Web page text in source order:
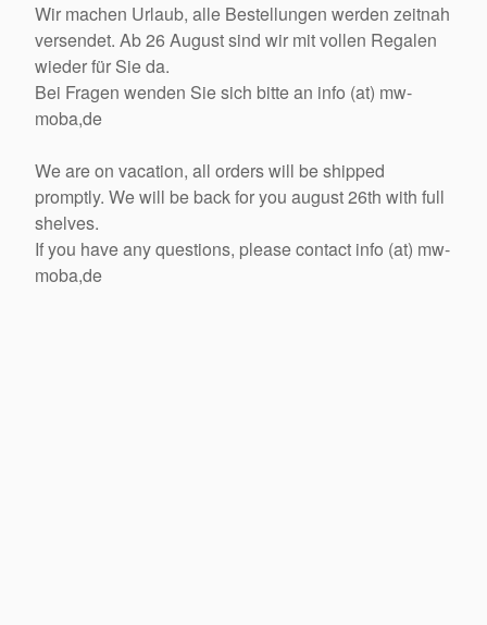
Wir machen Urlaub, alle Bestellungen werden zeitnah
versendet. Ab 26 August sind wir mit vollen Regalen
wieder für Sie da.
Bei Fragen wenden Sie sich bitte an info (at) mw-
moba,de
We are on vacation, all orders will be shipped
promptly. We will be back for you august 26th with full
shelves.
If you have any questions, please contact info (at) mw-
moba,de